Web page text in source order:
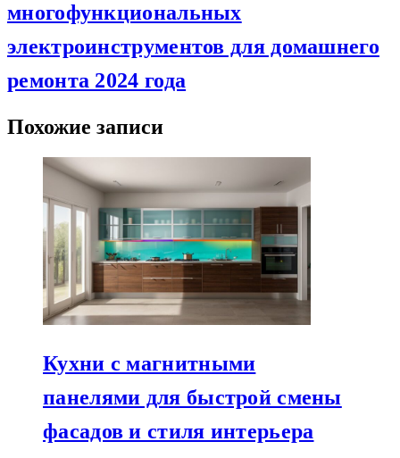
многофункциональных
электроинструментов для домашнего
ремонта 2024 года
Похожие записи
Кухни с магнитными
панелями для быстрой смены
фасадов и стиля интерьера